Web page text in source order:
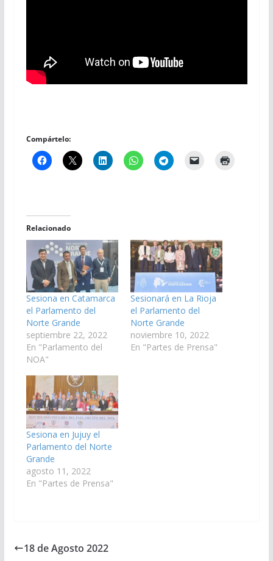
Compártelo:
Relacionado
Sesiona en Catamarca
el Parlamento del
Norte Grande
septiembre 22, 2022
En "Parlamento del
NOA"
Sesionará en La Rioja
el Parlamento del
Norte Grande
noviembre 10, 2022
En "Partes de Prensa"
Sesiona en Jujuy el
Parlamento del Norte
Grande
agosto 11, 2022
En "Partes de Prensa"
18 de Agosto 2022